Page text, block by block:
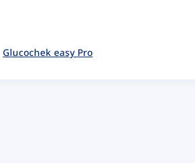
Glucochek easy Pro